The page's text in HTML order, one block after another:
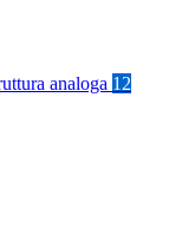
analoga 12